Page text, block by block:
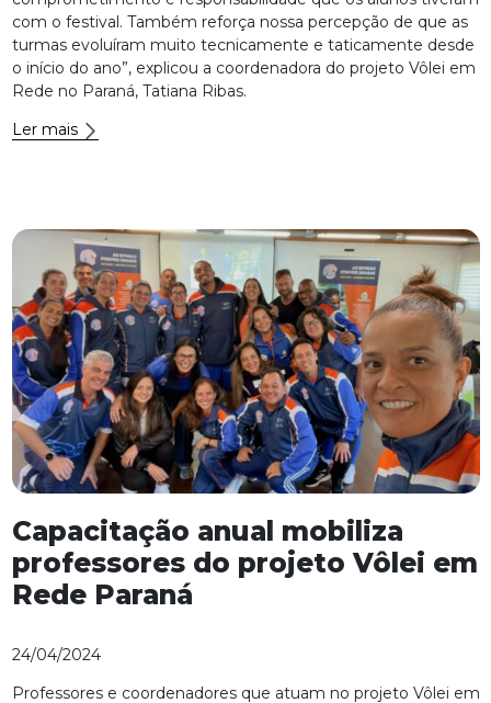
com o festival. Também reforça nossa percepção de que as
turmas evoluíram muito tecnicamente e taticamente desde
o início do ano”, explicou a coordenadora do projeto Vôlei em
Rede no Paraná, Tatiana Ribas.
Ler mais
Capacitação anual mobiliza
professores do projeto Vôlei em
Rede Paraná
24/04/2024
Professores e coordenadores que atuam no projeto Vôlei em